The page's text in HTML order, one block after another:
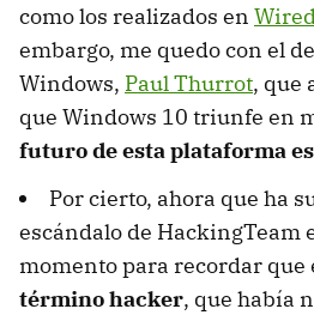
como los realizados en
embargo, me quedo con el
Windows, Paul Thurrot, que
que Windows 10 triunfe en
futuro de esta plataforma
Por cierto, ahora que ha
escándalo de HackingTeam
momento para recordar que
término hacker, que había